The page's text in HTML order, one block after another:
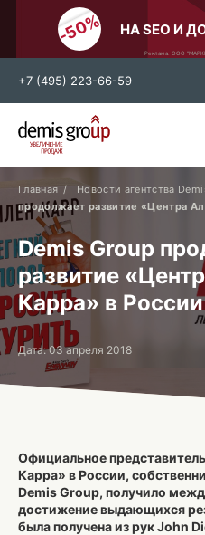
НА SEO И
Реклама. ООО
+7 (495) 223-66-59
Выберите свой город
Москва
Нижний Новгород
Воронеж
Новосибирск
Самара
Казань
Главная Новости агентства
продолжает развитие «Центра
Demis Group
развитие
Карра» в России
Дата: 03 апреля 2018
Официальное
Карра» в России,
Demis Group, получило
достижение выдающихся
была получена из рук John